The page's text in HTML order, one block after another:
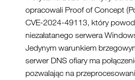
opracowali Proof of Concept
CVE-2024-49113, który
niezałatanego serwera
Jedynym warunkiem
serwer DNS ofiary ma
pozwalając na